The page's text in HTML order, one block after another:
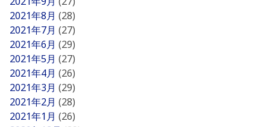
2021年8月 (28)
2021年7月 (27)
2021年6月 (29)
2021年5月 (27)
2021年4月 (26)
2021年3月 (29)
2021年2月 (28)
2021年1月 (26)